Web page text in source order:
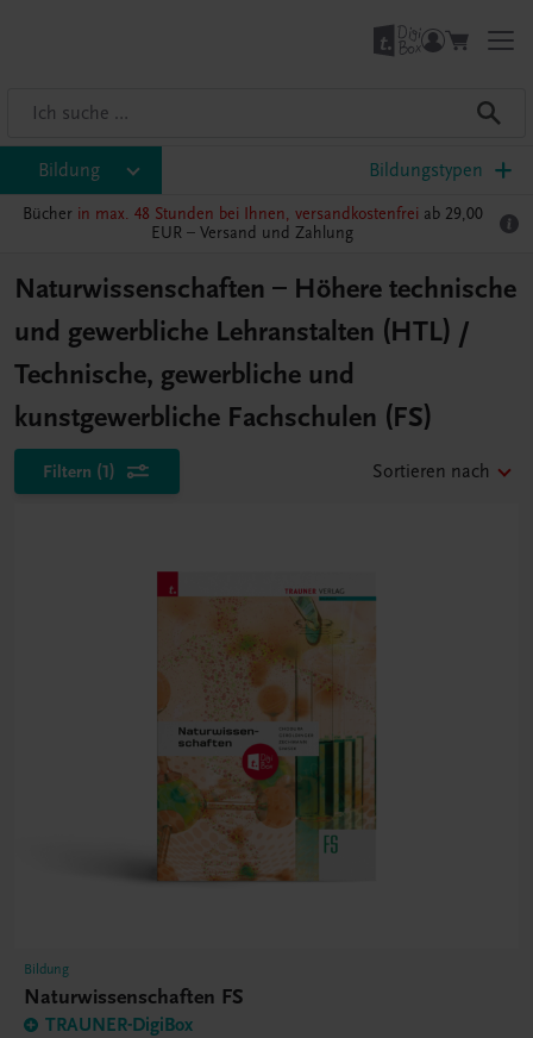
Bildung Bildungstypen
Bücher in max. 48 Stunden bei Ihnen, versandkostenfrei ab 29,00
EUR – Versand und Zahlung
Naturwissenschaften – Höhere technische
und gewerbliche Lehranstalten (HTL) /
Technische, gewerbliche und
kunstgewerbliche Fachschulen (FS)
Filtern (1) Sortieren nach
Bildung
Naturwissenschaften FS
TRAUNER-DigiBox